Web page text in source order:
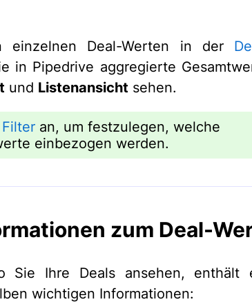
einzelnen Deal-Werten in der
in Pipedrive aggregierte
und Listenansicht sehen.
Filter an, um festzulegen, welche
einbezogen werden.
zum Deal-
Sie Ihre Deals ansehen, enthält
wichtigen Informationen: